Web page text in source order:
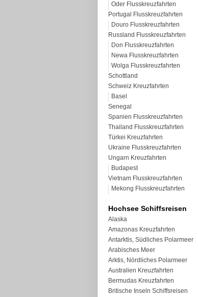
Oder Flusskreuzfahrten
Portugal Flusskreuzfahrten
Douro Flusskreuzfahrten
Russland Flusskreuzfahrten
Don Flusskreuzfahrten
Newa Flusskreuzfahrten
Wolga Flusskreuzfahrten
Schottland
Schweiz Kreuzfahrten
Basel
Senegal
Spanien Flusskreuzfahrten
Thailand Flusskreuzfahrten
Türkei Kreuzfahrten
Ukraine Flusskreuzfahrten
Ungarn Kreuzfahrten
Budapest
Vietnam Flusskreuzfahrten
Mekong Flusskreuzfahrten
Hochsee Schiffsreisen
Alaska
Amazonas Kreuzfahrten
Antarktis, Südliches Polarmeer
Arabisches Meer
Arktis, Nördliches Polarmeer
Australien Kreuzfahrten
Bermudas Kreuzfahrten
Britische Inseln Schiffsreisen